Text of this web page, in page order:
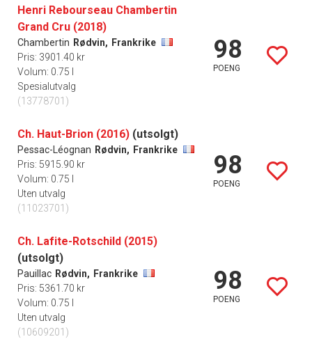
Henri Rebourseau Chambertin
Grand Cru (2018)
Chambertin Rødvin, Frankrike
Pris: 3901.40 kr
Volum: 0.75 l
Spesialutvalg
(13778701)
98
POENG
Ch. Haut-Brion (2016) (utsolgt)
Pessac-Léognan Rødvin, Frankrike
Pris: 5915.90 kr
Volum: 0.75 l
Uten utvalg
(11023701)
98
POENG
Ch. Lafite-Rotschild (2015)
(utsolgt)
Pauillac Rødvin, Frankrike
Pris: 5361.70 kr
Volum: 0.75 l
Uten utvalg
(10609201)
98
POENG